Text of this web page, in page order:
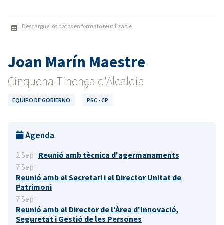
Descargue los datos en formato reutilizable
Joan Marín Maestre
Cinquena Tinença d'Alcaldia
EQUIPO DE GOBIERNO PSC - CP
Agenda
2 Sep · Reunió amb tècnica d'agermanaments
7 Sep ·
Reunió amb el Secretari i el Director Unitat de
Patrimoni
7 Sep ·
Reunió amb el Director de l'Àrea d'Innovació,
Seguretat i Gestió de les Persones